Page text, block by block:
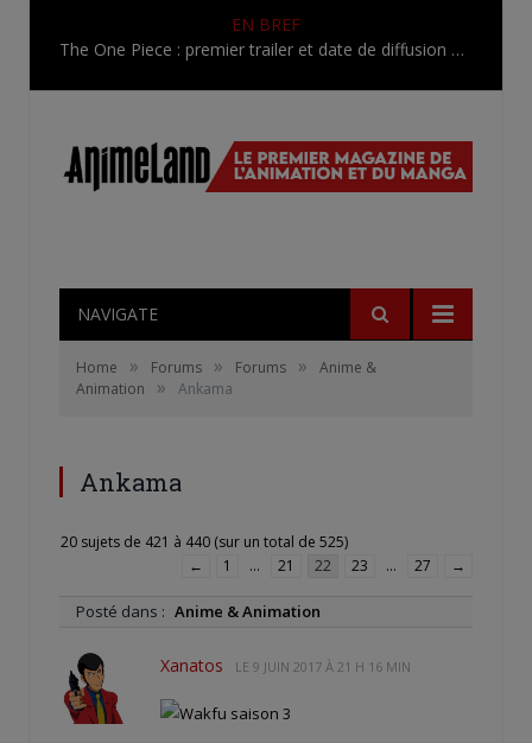
EN BREF
The One Piece : premier trailer et date de diffusion pour la version de WIT Studio !
NAVIGATE
Home » Forums » Forums »
Anime &
Animation
» Ankama
Ankama
20 sujets de 421 à 440 (sur un total de 525)
←
1 … 21 22 23 … 27 →
Posté dans : Anime & Animation
Xanatos LE 9 JUIN 2017 À 21 H 16 MIN